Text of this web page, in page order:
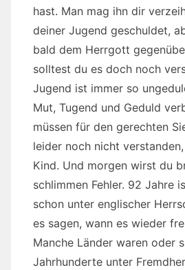
hast. Man mag ihn dir
deiner Jugend geschuldet,
bald dem Herrgott
solltest du es doch noch
Jugend ist immer so
Mut, Tugend und Geduld
müssen für den gerechten
leider noch nicht
Kind. Und morgen wirst du
schlimmen Fehler. 92 Jahre
schon unter englischer
es sagen, wann es wieder
Manche Länder waren oder
Jahrhunderte unter